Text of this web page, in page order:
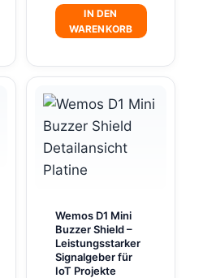
IN DEN
WARENKORB
Wemos D1 Mini
Buzzer Shield –
Leistungsstarker
Signalgeber für
IoT Projekte